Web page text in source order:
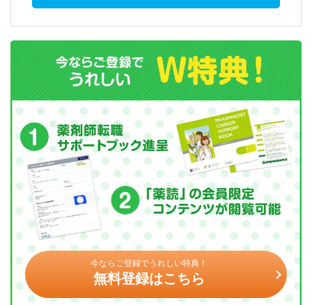
今ならご登録でうれしい特典！
無料登録はこちら